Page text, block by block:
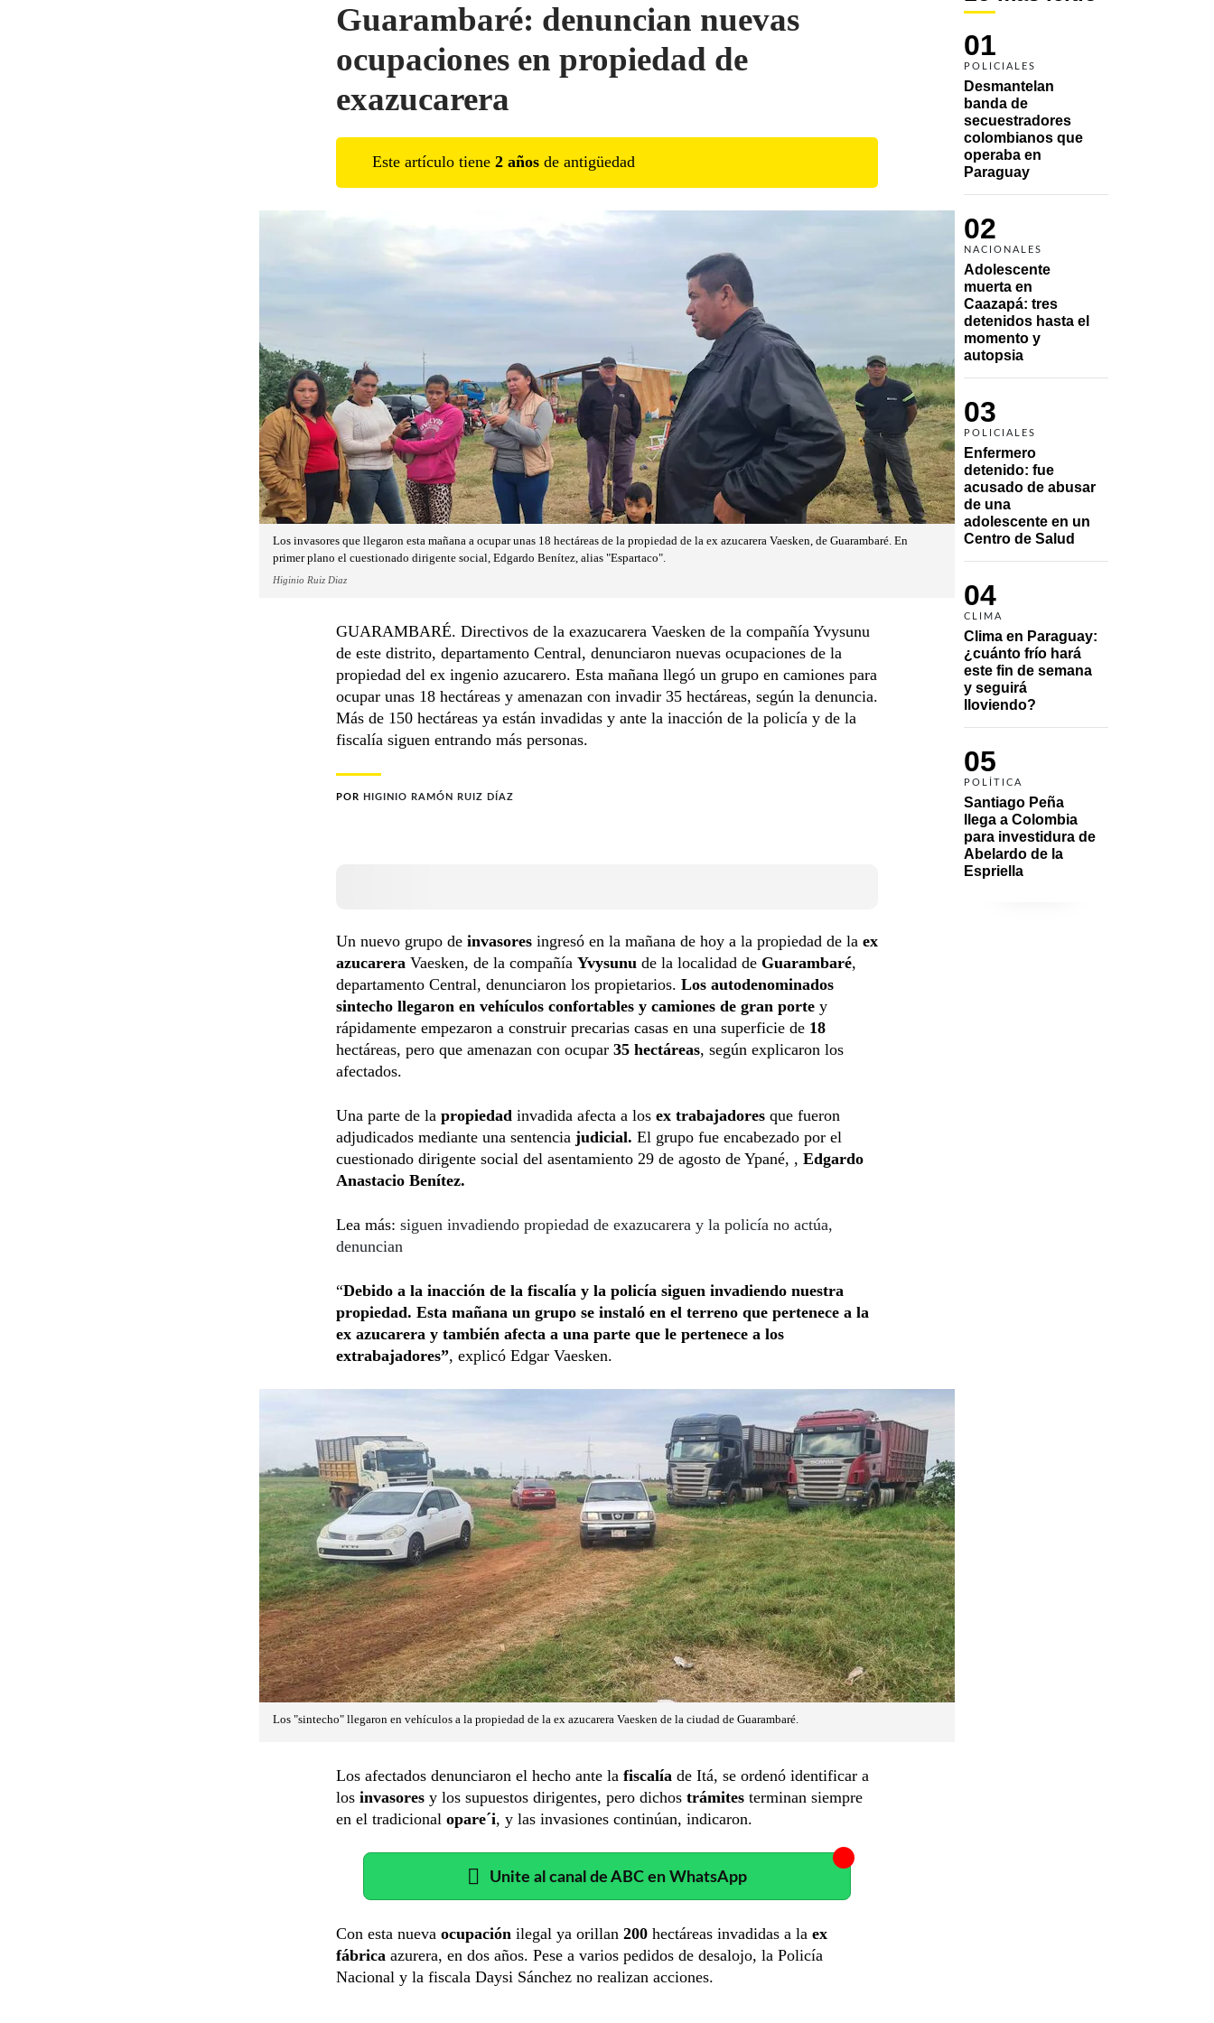
01
POLICIALES
Desmantelan
banda de
secuestradores
colombianos que
operaba en
Paraguay
02
NACIONALES
Adolescente
muerta en
Caazapá: tres
detenidos hasta el
momento y
autopsia
03
POLICIALES
Enfermero
detenido: fue
acusado de abusar
de una
adolescente en un
Centro de Salud
04
CLIMA
Clima en Paraguay:
¿cuánto frío hará
este fin de semana
y seguirá
lloviendo?
05
POLÍTICA
Santiago Peña
llega a Colombia
para investidura de
Abelardo de la
Espriella
Guarambaré: denuncian nuevas
ocupaciones en propiedad de
exazucarera
Este artículo tiene 2 años de antigüedad
Los invasores que llegaron esta mañana a ocupar unas 18 hectáreas de la propiedad de la ex azucarera Vaesken, de Guarambaré. En
primer plano el cuestionado dirigente social, Edgardo Benítez, alias "Espartaco".
Higinio Ruiz Diaz
GUARAMBARÉ. Directivos de la exazucarera Vaesken de la compañía Yvysunu
de este distrito, departamento Central, denunciaron nuevas ocupaciones de la
propiedad del ex ingenio azucarero. Esta mañana llegó un grupo en camiones para
ocupar unas 18 hectáreas y amenazan con invadir 35 hectáreas, según la denuncia.
Más de 150 hectáreas ya están invadidas y ante la inacción de la policía y de la
fiscalía siguen entrando más personas.
POR HIGINIO RAMÓN RUIZ DÍAZ
Un nuevo grupo de invasores ingresó en la mañana de hoy a la propiedad de la ex
azucarera Vaesken, de la compañía Yvysunu de la localidad de Guarambaré,
departamento Central, denunciaron los propietarios. Los autodenominados
sintecho llegaron en vehículos confortables y camiones de gran porte y
rápidamente empezaron a construir precarias casas en una superficie de 18
hectáreas, pero que amenazan con ocupar 35 hectáreas, según explicaron los
afectados.
Una parte de la propiedad invadida afecta a los ex trabajadores que fueron
adjudicados mediante una sentencia judicial. El grupo fue encabezado por el
cuestionado dirigente social del asentamiento 29 de agosto de Ypané, , Edgardo
Anastacio Benítez.
Lea más: siguen invadiendo propiedad de exazucarera y la policía no actúa,
denuncian
“Debido a la inacción de la fiscalía y la policía siguen invadiendo nuestra
propiedad. Esta mañana un grupo se instaló en el terreno que pertenece a la
ex azucarera y también afecta a una parte que le pertenece a los
extrabajadores”, explicó Edgar Vaesken.
Los "sintecho" llegaron en vehículos a la propiedad de la ex azucarera Vaesken de la ciudad de Guarambaré.
Los afectados denunciaron el hecho ante la fiscalía de Itá, se ordenó identificar a
los invasores y los supuestos dirigentes, pero dichos trámites terminan siempre
en el tradicional opare´i, y las invasiones continúan, indicaron.
Unite al canal de ABC en WhatsApp
Con esta nueva ocupación ilegal ya orillan 200 hectáreas invadidas a la ex
fábrica azurera, en dos años. Pese a varios pedidos de desalojo, la Policía
Nacional y la fiscala Daysi Sánchez no realizan acciones.